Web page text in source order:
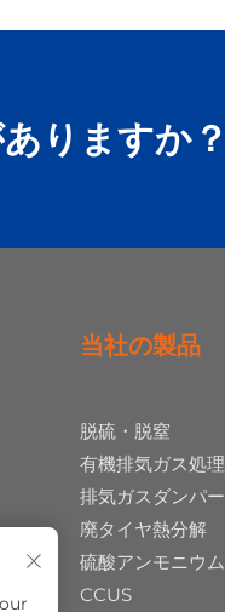
りますか？
当社の製品
脱硫・脱窒
有機排気ガス処理
排気ガスダンパー
廃タイヤ熱分解
硫酸アンモニウム
CCUS